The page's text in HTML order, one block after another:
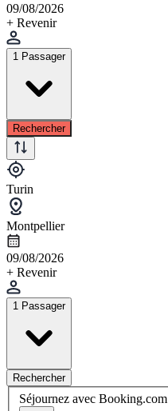
09/08/2026
+ Revenir
1 Passager
Rechercher
Turin
Montpellier
09/08/2026
+ Revenir
1 Passager
Rechercher
Séjournez avec Booking.com